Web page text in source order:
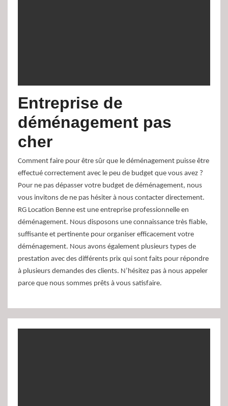
Entreprise de
déménagement pas
cher
Comment faire pour être sûr que le déménagement puisse être
effectué correctement avec le peu de budget que vous avez ?
Pour ne pas dépasser votre budget de déménagement, nous
vous invitons de ne pas hésiter à nous contacter directement.
RG Location Benne est une entreprise professionnelle en
déménagement. Nous disposons une connaissance très fiable,
suffisante et pertinente pour organiser efficacement votre
déménagement. Nous avons également plusieurs types de
prestation avec des différents prix qui sont faits pour répondre
à plusieurs demandes des clients. N’hésitez pas à nous appeler
parce que nous sommes prêts à vous satisfaire.